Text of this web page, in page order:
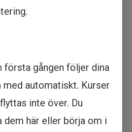
Köp - 2 695 kr
ett delmoment
första gången följer dina
automatiskt. Kurser
inte över. Du
dem här eller börja om i